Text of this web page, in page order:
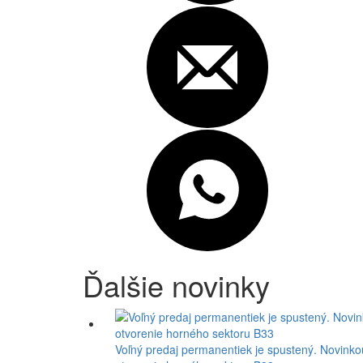
Ďalšie novinky
Voľný predaj permanentiek je spustený.